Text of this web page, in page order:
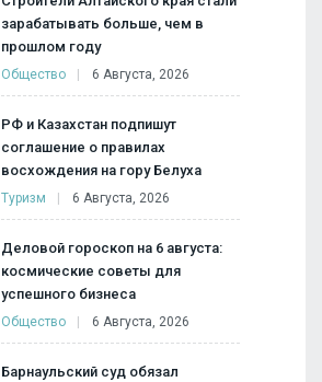
зарабатывать больше, чем в
прошлом году
Общество 6 Августа, 2026
РФ и Казахстан подпишут
соглашение о правилах
восхождения на гору Белуха
Туризм 6 Августа, 2026
Деловой гороскоп на 6 августа:
космические советы для
успешного бизнеса
Общество 6 Августа, 2026
Барнаульский суд обязал